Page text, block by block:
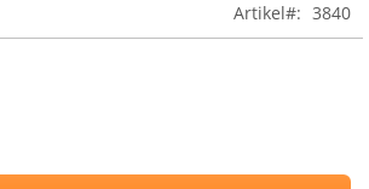
Artikel
3840